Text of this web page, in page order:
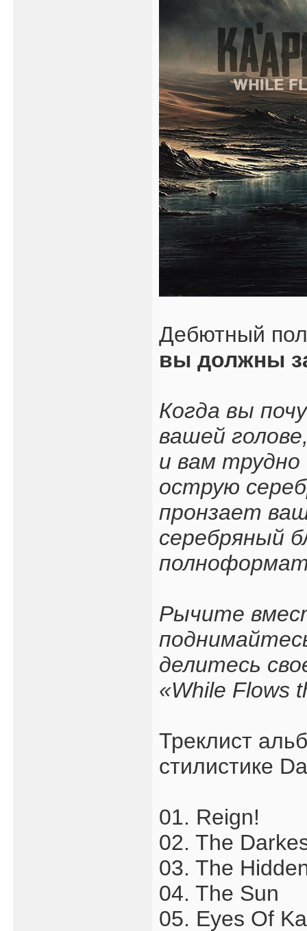
Дебютный
вы должны
Когда вы
вашей
и вам
острую
пронзает
серебряный
Рычите
делитесь
«While Flows
Треклист
стилистике
01. Reign!
02. The
03. The
04. The Sun
05. Eyes Of